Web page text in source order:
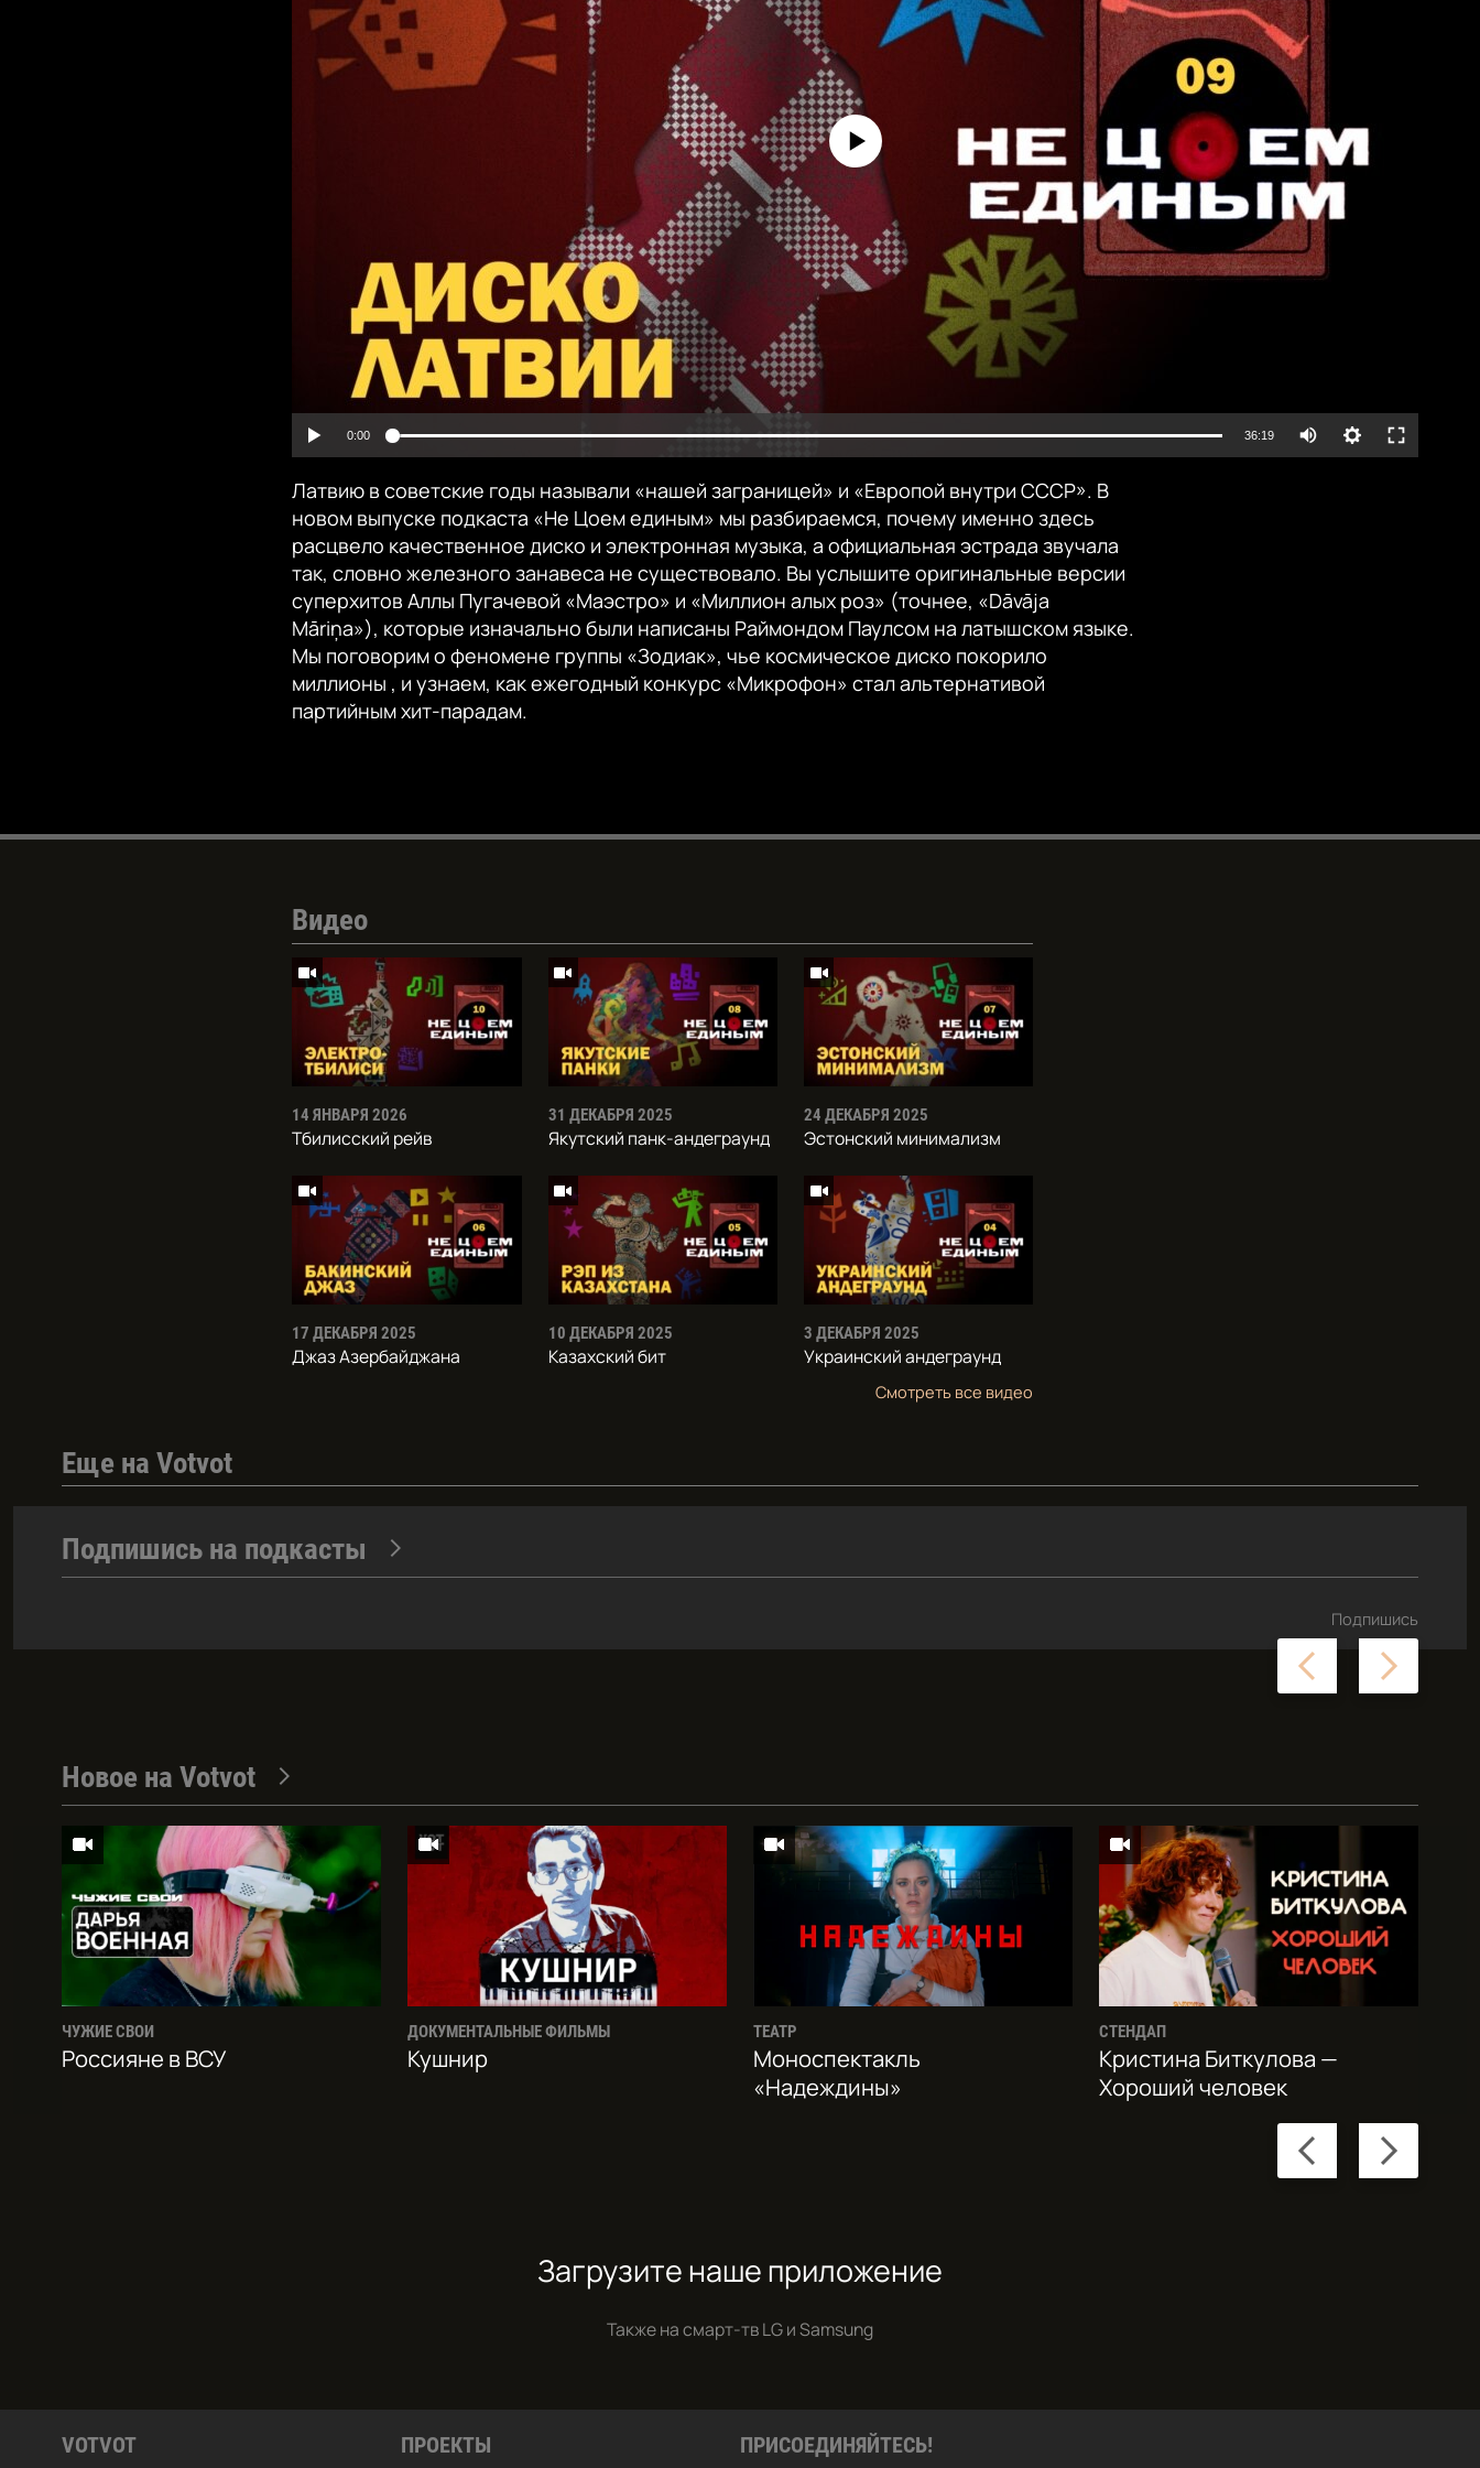
No media source currently available
0:00 36:19
Латвию в советские годы называли «нашей заграницей» и «Европой внутри СССР». В
новом выпуске подкаста «Не Цоем единым» мы разбираемся, почему именно здесь
расцвело качественное диско и электронная музыка, а официальная эстрада звучала
так, словно железного занавеса не существовало. Вы услышите оригинальные версии
суперхитов Аллы Пугачевой «Маэстро» и «Миллион алых роз» (точнее, «Dāvāja
Māriņa»), которые изначально были написаны Раймондом Паулсом на латышском языке.
Мы поговорим о феномене группы «Зодиак», чье космическое диско покорило
миллионы , и узнаем, как ежегодный конкурс «Микрофон» стал альтернативой
партийным хит-парадам.
Видео
14 ЯНВАРЯ 2026
Тбилисский рейв
31 ДЕКАБРЯ 2025
Якутский панк-андеграунд
24 ДЕКАБРЯ 2025
Эстонский минимализм
17 ДЕКАБРЯ 2025
Джаз Азербайджана
10 ДЕКАБРЯ 2025
Казахский бит
3 ДЕКАБРЯ 2025
Украинский андеграунд
Смотреть все видео
Еще на Votvot
Подпишись на подкасты
Previous
slide
Next
slide
Подпишись
Новое на Votvot
Previous
slide
Next
slide
ЧУЖИЕ СВОИ
Россияне в ВСУ
ДОКУМЕНТАЛЬНЫЕ ФИЛЬМЫ
Кушнир
ТЕАТР
Моноспектакль
«Надеждины»
СТЕНДАП
Кристина Биткулова —
Хороший человек
Загрузите наше приложение
Также на смарт-твLG и Samsung
ПРИСОЕДИНЯЙТЕСЬ!
VOTVOT ПРОЕКТЫ